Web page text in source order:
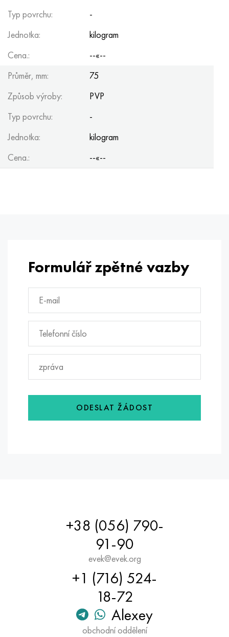
Typ povrchu:
-
Jednotka:
kilogram
Cena.:
--«--
Průměr, mm:
75
Způsob výroby:
PVP
Typ povrchu:
-
Jednotka:
kilogram
Cena.:
--«--
Formulář zpětné vazby
ODESLAT ŽÁDOST
+38 (056) 790-
91-90
evek@evek.org
+1 (716) 524-
18-72
Alexey
obchodní oddělení